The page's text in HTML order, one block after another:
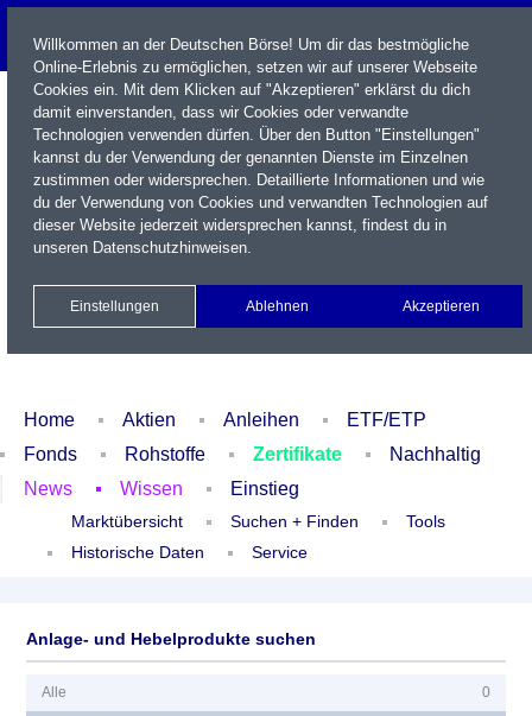
Name / WKN / ISIN / Kürzel
Newsletter Kontakt
Xetra Realtime
Watchlist Portfolio Login
Home Aktien Anleihen
ETF/ETP
Fonds
Rohstoffe Zertifikate
Nachhaltig
News
Wissen Einstieg
Marktübersicht Suchen + Finden
Tools
Historische Daten
Service
Anlage- und Hebelprodukte suchen
Alle 0
Willkommen an der Deutschen Börse! Um dir das bestmögliche
Online-Erlebnis zu ermöglichen, setzen wir auf unserer Webseite
Cookies ein. Mit dem Klicken auf "Akzeptieren" erklärst du dich
damit einverstanden, dass wir Cookies oder verwandte
Technologien verwenden dürfen. Über den Button "Einstellungen"
kannst du der Verwendung der genannten Dienste im Einzelnen
zustimmen oder widersprechen. Detaillierte Informationen und wie
du der Verwendung von Cookies und verwandten Technologien auf
dieser Website jederzeit widersprechen kannst, findest du in
unseren Datenschutzhinweisen.
Einstellungen Ablehnen Akzeptieren